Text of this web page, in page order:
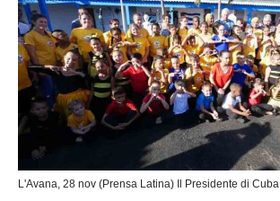
L'Avana, 28 nov (Prensa Latina) Il Presidente di